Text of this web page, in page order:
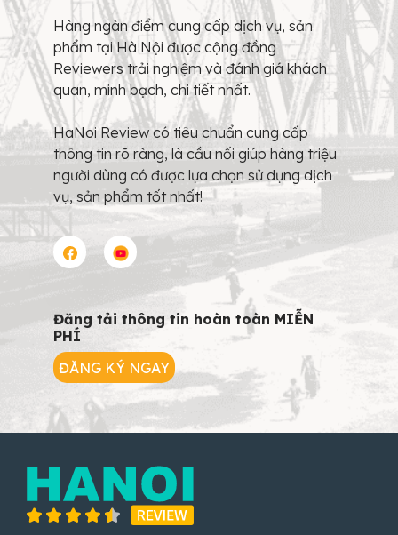
Hàng ngàn điểm cung cấp dịch vụ, sản
phẩm tại Hà Nội được cộng đồng
Reviewers trải nghiệm và đánh giá khách
quan, minh bạch, chi tiết nhất.
HaNoi Review có tiêu chuẩn cung cấp
thông tin rõ ràng, là cầu nối giúp hàng triệu
người dùng có được lựa chọn sử dụng dịch
vụ, sản phẩm tốt nhất!
Đăng tải thông tin hoàn toàn MIỄN
PHÍ
ĐĂNG KÝ NGAY